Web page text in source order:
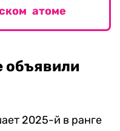
атоме
объявили
2025-й в ранге